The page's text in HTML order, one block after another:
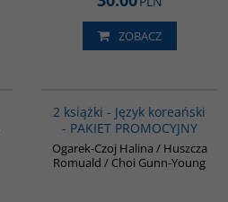
ZOBACZ
2 książki - Język koreański
- PAKIET PROMOCYJNY
Ogarek-Czoj Halina / Huszcza
Romuald / Choi Gunn-Young